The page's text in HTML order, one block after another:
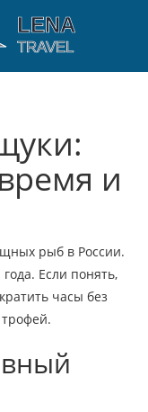
и
рыб в России.
Если понять,
часы без